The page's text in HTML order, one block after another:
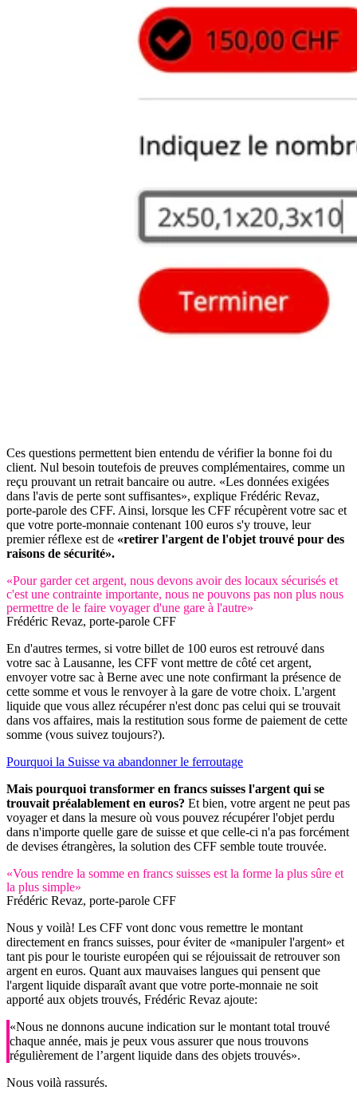
Ces questions permettent bien entendu de vérifier la bonne foi du
client. Nul besoin toutefois de preuves complémentaires, comme un
reçu prouvant un retrait bancaire ou autre. «Les données exigées
dans l'avis de perte sont suffisantes», explique Frédéric Revaz,
porte-parole des CFF. Ainsi, lorsque les CFF récupèrent votre sac et
que votre porte-monnaie contenant 100 euros s'y trouve, leur
premier réflexe est de «retirer l'argent de l'objet trouvé pour des
raisons de sécurité».
«Pour garder cet argent, nous devons avoir des locaux sécurisés et
c'est une contrainte importante, nous ne pouvons pas non plus nous
permettre de le faire voyager d'une gare à l'autre»
Frédéric Revaz, porte-parole CFF
En d'autres termes, si votre billet de 100 euros est retrouvé dans
votre sac à Lausanne, les CFF vont mettre de côté cet argent,
envoyer votre sac à Berne avec une note confirmant la présence de
cette somme et vous le renvoyer à la gare de votre choix. L'argent
liquide que vous allez récupérer n'est donc pas celui qui se trouvait
dans vos affaires, mais la restitution sous forme de paiement de cette
somme (vous suivez toujours?).
Pourquoi la Suisse va abandonner le ferroutage
Mais pourquoi transformer en francs suisses l'argent qui se
trouvait préalablement en euros? Et bien, votre argent ne peut pas
voyager et dans la mesure où vous pouvez récupérer l'objet perdu
dans n'importe quelle gare de suisse et que celle-ci n'a pas forcément
de devises étrangères, la solution des CFF semble toute trouvée.
«Vous rendre la somme en francs suisses est la forme la plus sûre et
la plus simple»
Frédéric Revaz, porte-parole CFF
Nous y voilà! Les CFF vont donc vous remettre le montant
directement en francs suisses, pour éviter de «manipuler l'argent» et
tant pis pour le touriste européen qui se réjouissait de retrouver son
argent en euros. Quant aux mauvaises langues qui pensent que
l'argent liquide disparaît avant que votre porte-monnaie ne soit
apporté aux objets trouvés, Frédéric Revaz ajoute:
«Nous ne donnons aucune indication sur le montant total trouvé
chaque année, mais je peux vous assurer que nous trouvons
régulièrement de l’argent liquide dans des objets trouvés».
Nous voilà rassurés.